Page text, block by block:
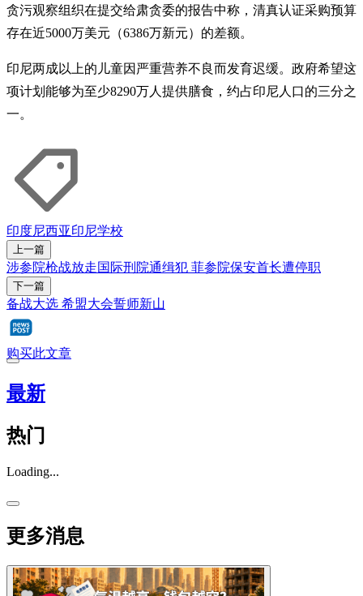
贪污观察组织在提交给肃贪委的报告中称，清真认证采购预算
存在近5000万美元（6386万新元）的差额。
印尼两成以上的儿童因严重营养不良而发育迟缓。政府希望这
项计划能够为至少8290万人提供膳食，约占印尼人口的三分之
一。
印度尼西亚印尼学校
上一篇
涉参院枪战放走国际刑院通缉犯 菲参院保安首长遭停职
下一篇
备战大选 希盟大会誓师新山
购买此文章
最新
热门
Loading...
更多消息